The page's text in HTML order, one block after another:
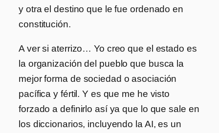
y otra el destino que le fue ordenado en
constitución.
A ver si aterrizo… Yo creo que el estado es
la organización del pueblo que busca la
mejor forma de sociedad o asociación
pacífica y fértil. Y es que me he visto
forzado a definirlo así ya que lo que sale en
los diccionarios, incluyendo la AI, es un